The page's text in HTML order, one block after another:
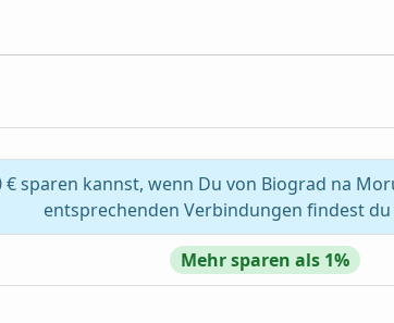
sparen kannst, wenn Du von Biograd na
entsprechenden Verbindungen findest
Mehr sparen als 1%